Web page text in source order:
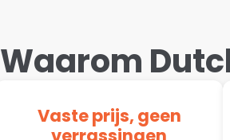
Waarom
Vaste prijs, geen